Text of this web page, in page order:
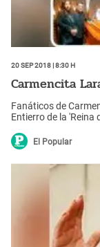
20 Sep 2018 | 8:30 h
Carmencita
Fanáticos de
Entierro de la 'Reina
El Popular